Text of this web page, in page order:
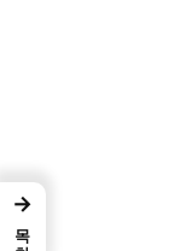
→
목차